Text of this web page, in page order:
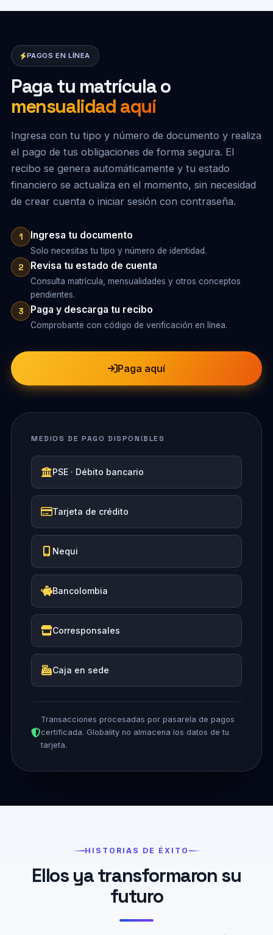
PAGOS EN LÍNEA
Paga tu matrícula o
mensualidad aquí
Ingresa con tu tipo y número de documento y realiza
el pago de tus obligaciones de forma segura. El
recibo se genera automáticamente y tu estado
financiero se actualiza en el momento, sin necesidad
de crear cuenta o iniciar sesión con contraseña.
1 Ingresa tu documento
Solo necesitas tu tipo y número de identidad.
2 Revisa tu estado de cuenta
Consulta matrícula, mensualidades y otros conceptos
pendientes.
3 Paga y descarga tu recibo
Comprobante con código de verificación en línea.
Paga aquí
MEDIOS DE PAGO DISPONIBLES
PSE · Débito bancario
Tarjeta de crédito
Nequi
Bancolombia
Corresponsales
Caja en sede
Transacciones procesadas por pasarela de pagos
certificada. Globality no almacena los datos de tu
tarjeta.
HISTORIAS DE ÉXITO
Ellos ya transformaron su
futuro